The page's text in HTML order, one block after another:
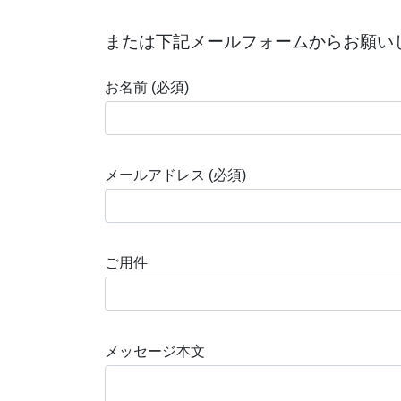
または下記メールフォームからお願い
お名前 (必須)
メールアドレス (必須)
ご用件
メッセージ本文